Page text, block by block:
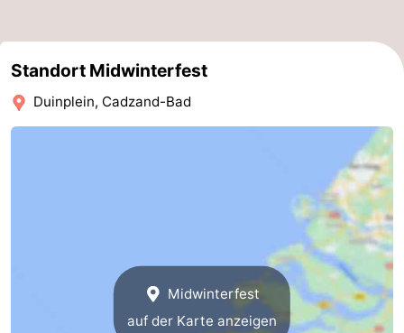
Standort Midwinterfest
Duinplein, Cadzand-Bad
Midwinterfest
auf der Karte anzeigen